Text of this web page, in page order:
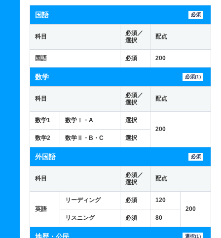
国語 必須
科目
必須／
選択
配点
国語 必須 200
数学 必須(1)
科目
必須／
選択
配点
数学1 数学Ⅰ・A
選択
200
数学2
数学Ⅱ・B・C 選択
外国語 必須
科目
必須／
選択
配点
英語
リーディング 必須
120
200
リスニング
必須 80
選択(1)